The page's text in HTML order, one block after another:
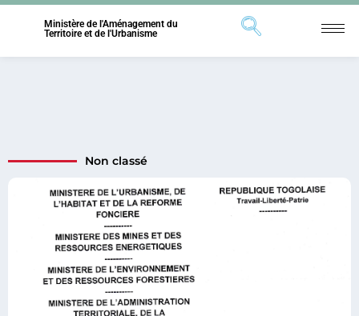
Ministère de l'Aménagement du
Territoire et de l'Urbanisme
Non classé